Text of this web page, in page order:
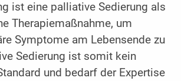
ist eine palliative Sedierung als
Therapiemaßnahme, um
Symptome am Lebensende zu
Sedierung ist somit kein
und bedarf der Expertise